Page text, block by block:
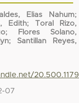
Elias Nahum;
Edith;
Toral Rizo,
;
Flores Solano,
; Santillan Reyes,
07